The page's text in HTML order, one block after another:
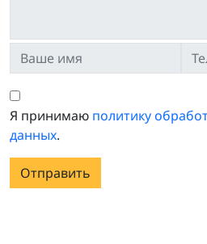
Я принимаю политику
данных.
Отправить